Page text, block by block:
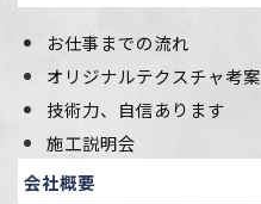
お仕事までの流れ
オリジナルテクスチャ考案
技術力、自信あります
施工説明会
会社概要